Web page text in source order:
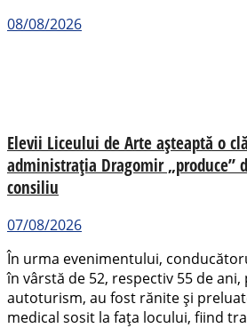
08/08/2026
Elevii Liceului de Arte așteaptă o
administrația Dragomir „produce”
consiliu
07/08/2026
În urma evenimentului,
în vârstă de 52, respectiv 55 de ani,
autoturism, au fost rănite și
medical sosit la fața locului, fiind